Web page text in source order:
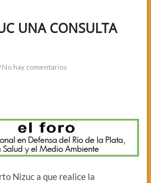
UNA CONSULTA
No hay comentarios
Nizuc a que realice la